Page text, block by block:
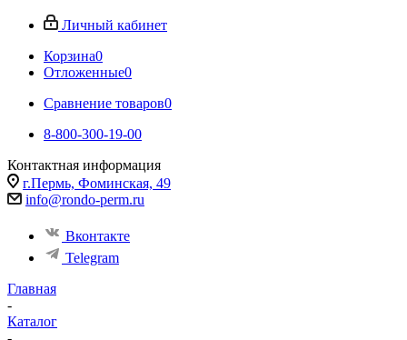
Личный кабинет
Корзина0
Отложенные0
Сравнение товаров0
8-800-300-19-00
Контактная информация
г.Пермь, Фоминская, 49
info@rondo-perm.ru
Вконтакте
Telegram
Главная
-
Каталог